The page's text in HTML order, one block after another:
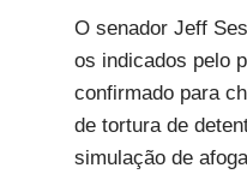
O senador Jeff
os indicados pelo
confirmado para
de tortura de
simulação de